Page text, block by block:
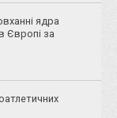
ядра
Європі за